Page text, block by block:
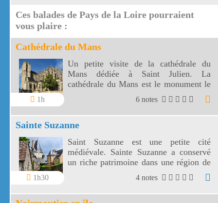
Ces balades de Pays de la Loire pourraient
vous plaire :
Cathédrale du Mans
1h
Un petite visite de la cathédrale du
Mans dédiée à Saint Julien. La
cathédrale du Mans est le monument le
plus visité du Pays de la Loire.
6 notes
Sainte Suzanne
1h30
Saint Suzanne est une petite cité
médiévale. Sainte Suzanne a conservé
un riche patrimoine dans une région de
4 notes